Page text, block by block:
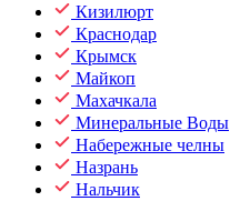
Кизилюрт
Краснодар
Крымск
Майкоп
Махачкала
Минеральные Воды
Набережные челны
Назрань
Нальчик